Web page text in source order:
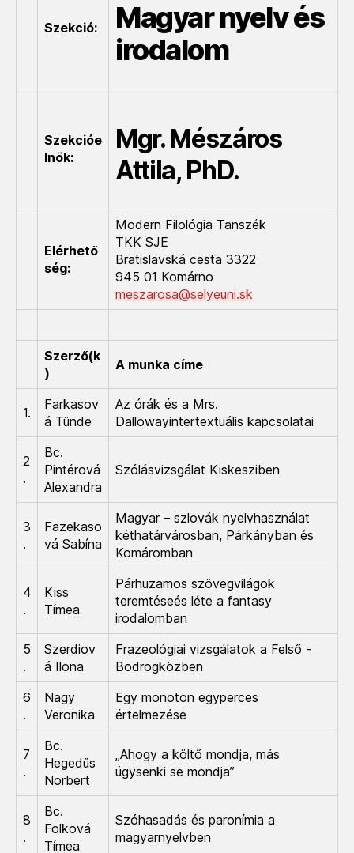
Szekció:
Magyar nyelv és
irodalom
Szekcióe
lnök:
Mgr. Mészáros
Attila, PhD.
Elérhető
ség:
Modern Filológia Tanszék
TKK SJE
Bratislavská cesta 3322
945 01 Komárno
meszarosa@selyeuni.sk
Szerző(k
)
A munka címe
1.
Farkasov
á Tünde
Az órák és a Mrs.
Dallowayintertextuális kapcsolatai
2
.
Bc.
Pintérová
Alexandra
Szólásvizsgálat Kiskesziben
3
.
Fazekaso
vá Sabína
Magyar – szlovák nyelvhasználat
kéthatárvárosban, Párkányban és
Komáromban
4
.
Kiss
Tímea
Párhuzamos szövegvilágok
teremtéseés léte a fantasy
irodalomban
5
.
Szerdiov
á Ilona
Frazeológiai vizsgálatok a Felső -
Bodrogközben
6
.
Nagy
Veronika
Egy monoton egyperces
értelmezése
7
.
Bc.
Hegedűs
Norbert
„Ahogy a költő mondja, más
úgysenki se mondja”
8
.
Bc.
Folková
Tímea
Szóhasadás és paronímia a
magyarnyelvben